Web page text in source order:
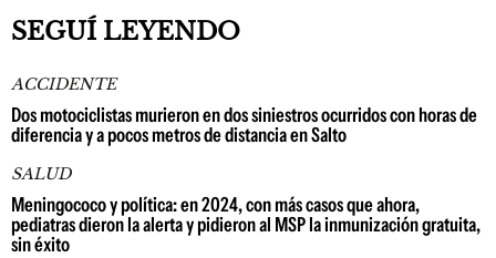
SEGUÍ LEYENDO
ACCIDENTE
Dos motociclistas murieron en dos siniestros ocurridos con horas de
diferencia y a pocos metros de distancia en Salto
SALUD
Meningococo y política: en 2024, con más casos que ahora,
pediatras dieron la alerta y pidieron al MSP la inmunización gratuita,
sin éxito